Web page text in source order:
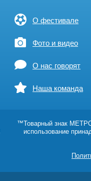
О фестивале
Фото и видео
О нас говорят
Наша команда
™Товарный знак
использование